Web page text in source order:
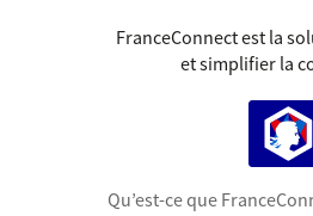
FranceConnect est la
et simplifier la
Qu’est-ce que